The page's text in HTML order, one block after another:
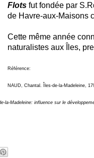
Flotsfut fondée par
de Havre-aux-Maisons
Cette même année
naturalistes aux Îles,
Référence:
NAUD, Chantal. Îles-de-la-Madeleine,
la-Madeleine: influence sur le